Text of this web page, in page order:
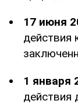
17 июня
действия
1 января
действия